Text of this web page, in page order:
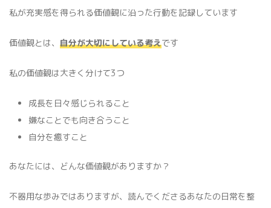
私が充実感を得られる価値観に沿った行動を記録しています
価値観とは、 自分が大切にしている考えです
私の価値観は大きく分けて3つ
成長を日々感じられること
嫌なことでも向き合うこと
自分を癒すこと
あなたには、どんな価値観がありますか？
不器用な歩みではありますが、読んでくださるあなたの日常を整